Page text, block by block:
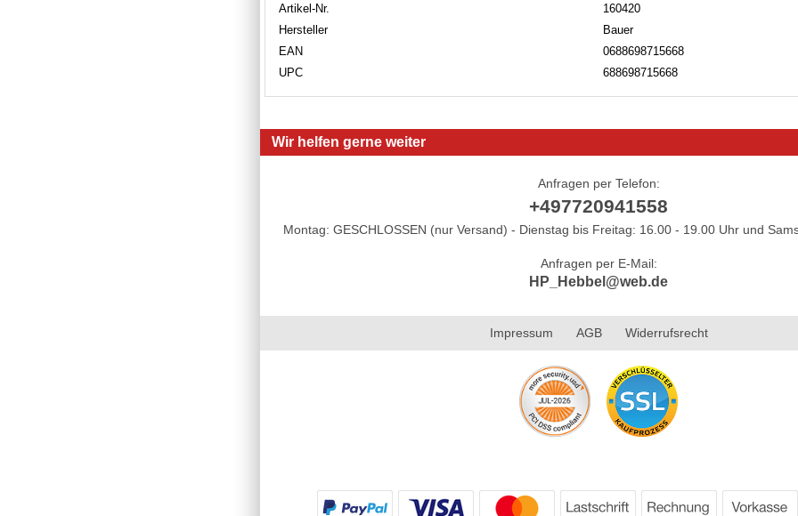
Artikel-Nr.
160420
Hersteller
Bauer
EAN
0688698715668
UPC
688698715668
Wir helfen gerne weiter
Anfragen per Telefon:
+497720941558
Montag: GESCHLOSSEN (nur Versand) - Dienstag bis Freitag: 16.00 - 19.00 Uhr und
Anfragen per E-Mail:
HP_Hebbel@web.de
Impressum AGB Widerrufsrecht